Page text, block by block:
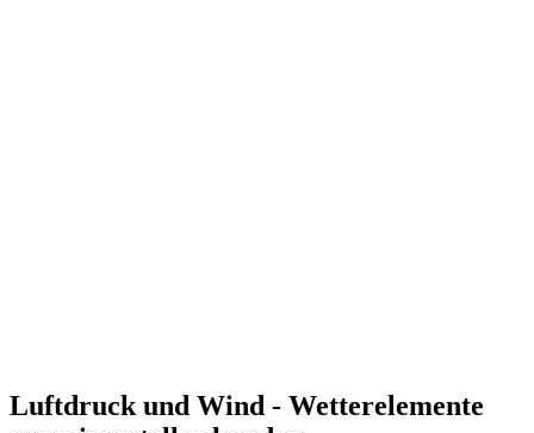
Luftdruck und Wind - Wetterelemente